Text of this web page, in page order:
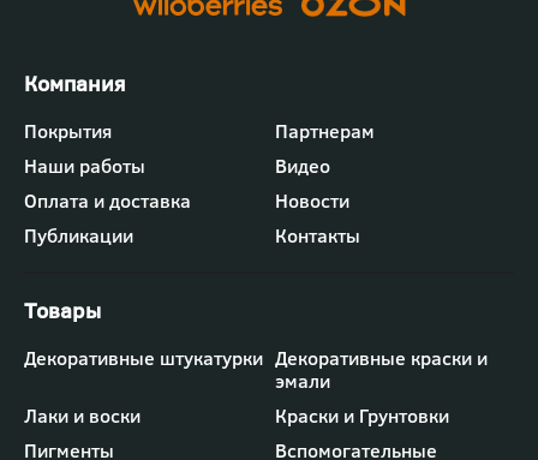
Футер
-
меню
"Компания"
Покрытия
Партнерам
Наши работы
Видео
Оплата и доставка
Новости
Публикации
Контакты
Футер
-
меню
"Товары"
Декоративные штукатурки Декоративные краски и
эмали
Лаки и воски
Краски и Грунтовки
Пигменты
Вспомогательные